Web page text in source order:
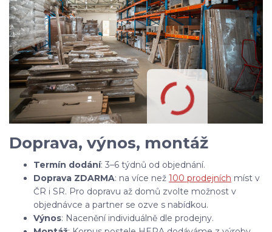
Doprava, výnos, montáž
Termín dodání: 3–6 týdnů od objednání.
Doprava ZDARMA: na více než 100 prodejních míst v
ČR i SR. Pro dopravu až domů zvolte možnost v
objednávce a partner se ozve s nabídkou.
Výnos: Nacenění individuálně dle prodejny.